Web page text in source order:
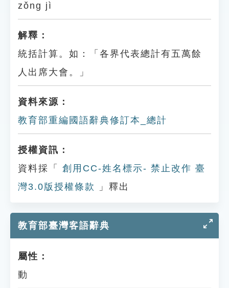
zǒng jì
解釋：
統括計算。如：「各界代表總計有五萬餘
人出席大會。」
資料來源：
教育部重編國語辭典修訂本_總計
授權資訊：
資料採「
創用CC-姓名標示- 禁止改作 臺
灣3.0版授權條款
」釋出
教育部臺灣客語辭典
屬性：
動